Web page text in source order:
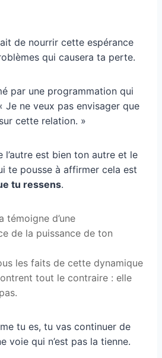
de nourrir cette espérance
qui causera ta perte.
par une programmation qui
Je ne veux pas envisager que
cette relation. »
l’autre est bien ton autre et le
te pousse à affirmer cela est
tu ressens.
témoigne d’une
de la puissance de ton
les faits de cette dynamique
tout le contraire : elle
tu es, tu vas continuer de
voie qui n’est pas la tienne.